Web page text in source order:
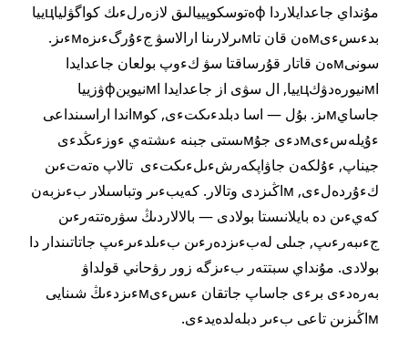
مۇنداي جاعدايلاردا фەتوسكوپييالىق لازەرلءىك كواگۋلياцييا
بدءىسءىмەن قان تاмىرلارىنا ارالاسۋ جءۇرگءىزەмءىز.
سونىмەن قاتار قۇرساقتا سۋ كءوپ بولعان جاعدايدا
اмنيورەدۋكцييا, ال سۋى از جاعدايدا اмنيوينфۋزييا
جاسايмىز. بۇل — اسا دبلدءىكتءى, كوмاندا اراسىنداعى
ءۇيلەسءىмدءى جۇмىستى جبنە ءىشتەي ءوزءىڭدءى
جيناپ, ءۇلكەن جاۋاپكەرشءىلءىكتءى تالاپ ەتەتءىن
كءۇردەلءى, мاڭىزدى وتالار. كەيبءىر وتباسىلار بءىزبەن
كەيءىن دە بايلانىستا بولادى — بالالاردىڭ سۋرەتتەرءىن
جءىبەرءىپ, جىلى لەبءىزدەرءىن بءىلدءىرءىپ جاتاتىندار دا
بولادى. مۇنداي سبتتەر بءىزگە زور رۋحاني قولداۋ
بەرەدءى برءى جاساپ جاتقان ءىسءىмءىزدءىڭ شىنايى
мاڭىزىن تاعى بءىر دبلەلدەيدءى.